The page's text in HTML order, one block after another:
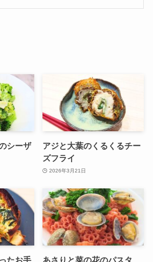
シーザ
アジと大葉のくるくるチー
ズフライ
2026年3月21日
たお手
あさりと菜の花のパスタ